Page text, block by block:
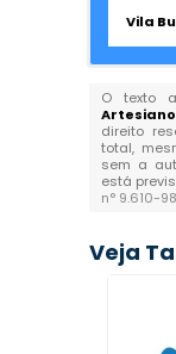
Vila
O texto
direito
total,
sem a
está
n° 9.610-
Veja